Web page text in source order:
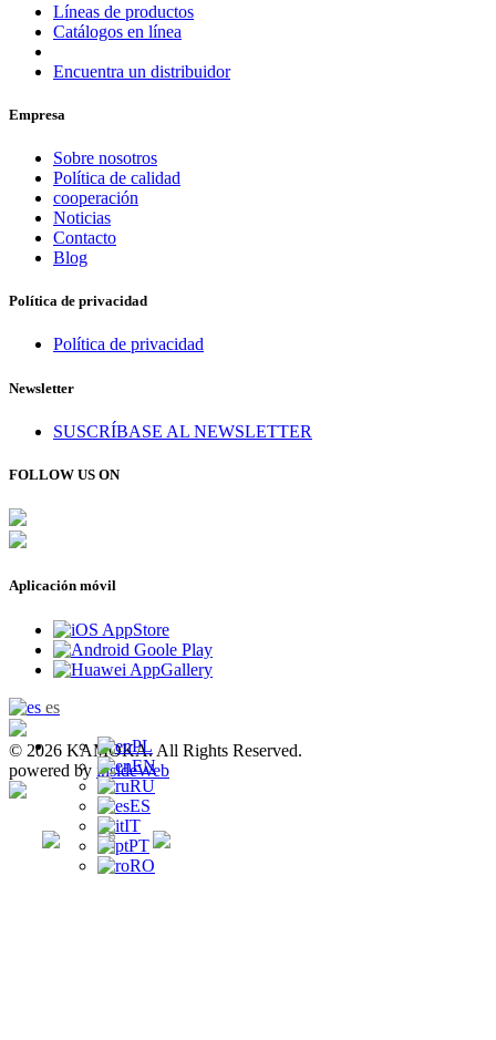
Líneas de productos
Catálogos en línea
Encuentra un distribuidor
Empresa
Sobre nosotros
Política de calidad
cooperación
Noticias
Contacto
Blog
Política de privacidad
Política de privacidad
Newsletter
SUSCRÍBASE AL NEWSLETTER
FOLLOW US ON
Aplicación móvil
es
PL
EN
RU
ES
IT
PT
RO
© 2026 KAMOKA. All Rights Reserved.
powered by insideWeb